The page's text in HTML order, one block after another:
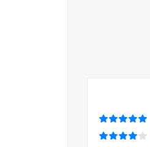
떠나야 할 염증이
만들어내는 과학
“항산화제, 오메가